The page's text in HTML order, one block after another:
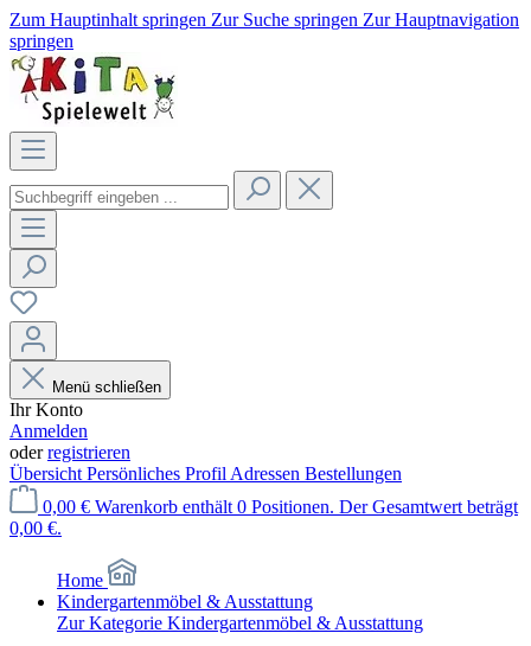
Zum Hauptinhalt springen Zur Suche springen Zur Hauptnavigation
springen
Menü schließen
Ihr Konto
Anmelden
oderregistrieren
Übersicht Persönliches Profil Adressen Bestellungen
0,00 € Warenkorb enthält 0 Positionen. Der Gesamtwert beträgt
0,00 €.
Home
Kindergartenmöbel & Ausstattung
Zur Kategorie Kindergartenmöbel & Ausstattung